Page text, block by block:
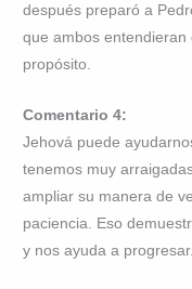
después preparó a
que ambos
propósito.
Comentario 4:
Jehová puede
tenemos muy
ampliar su manera de
paciencia. Eso
y nos ayuda a progresar.